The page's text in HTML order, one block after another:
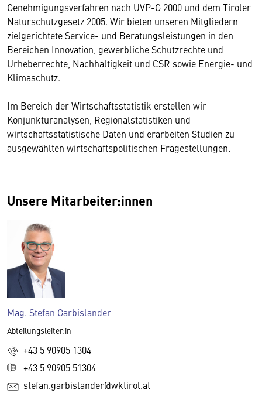
Genehmigungsverfahren nach UVP-G 2000 und dem Tiroler
Naturschutzgesetz 2005. Wir bieten unseren Mitgliedern
zielgerichtete Service- und Beratungsleistungen in den
Bereichen Innovation, gewerbliche Schutzrechte und
Urheberrechte, Nachhaltigkeit und CSR sowie Energie- und
Klimaschutz.
Im Bereich der Wirtschaftsstatistik erstellen wir
Konjunkturanalysen, Regionalstatistiken und
wirtschaftsstatistische Daten und erarbeiten Studien zu
ausgewählten wirtschaftspolitischen Fragestellungen.
Unsere Mitarbeiter:innen
Mag. Stefan Garbislander
Abteilungsleiter:in
+43 5 90905 1304
+43 5 90905 51304
stefan.garbislander@wktirol.at